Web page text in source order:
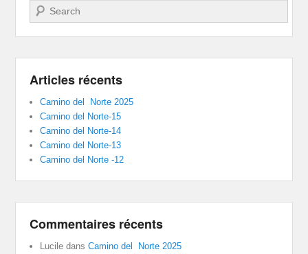
Recherche
Articles récents
Camino del Norte 2025
Camino del Norte-15
Camino del Norte-14
Camino del Norte-13
Camino del Norte -12
Commentaires récents
Lucile dansCamino del Norte 2025